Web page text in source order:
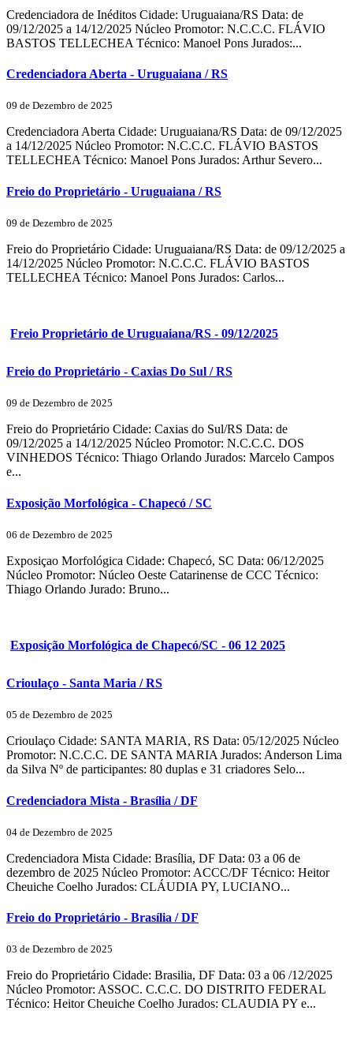
Credenciadora de Inéditos Cidade: Uruguaiana/RS Data: de
09/12/2025 a 14/12/2025 Núcleo Promotor: N.C.C.C. FLÁVIO
BASTOS TELLECHEA Técnico: Manoel Pons Jurados:...
Credenciadora Aberta - Uruguaiana / RS
09 de Dezembro de 2025
Credenciadora Aberta Cidade: Uruguaiana/RS Data: de 09/12/2025
a 14/12/2025 Núcleo Promotor: N.C.C.C. FLÁVIO BASTOS
TELLECHEA Técnico: Manoel Pons Jurados: Arthur Severo...
Freio do Proprietário - Uruguaiana / RS
09 de Dezembro de 2025
Freio do Proprietário Cidade: Uruguaiana/RS Data: de 09/12/2025 a
14/12/2025 Núcleo Promotor: N.C.C.C. FLÁVIO BASTOS
TELLECHEA Técnico: Manoel Pons Jurados: Carlos...
Freio Proprietário de Uruguaiana/RS - 09/12/2025
Freio do Proprietário - Caxias Do Sul / RS
09 de Dezembro de 2025
Freio do Proprietário Cidade: Caxias do Sul/RS Data: de
09/12/2025 a 14/12/2025 Núcleo Promotor: N.C.C.C. DOS
VINHEDOS Técnico: Thiago Orlando Jurados: Marcelo Campos
e...
Exposição Morfológica - Chapecó / SC
06 de Dezembro de 2025
Exposiçao Morfológica Cidade: Chapecó, SC Data: 06/12/2025
Núcleo Promotor: Núcleo Oeste Catarinense de CCC Técnico:
Thiago Orlando Jurado: Bruno...
Exposição Morfológica de Chapecó/SC - 06 12 2025
Crioulaço - Santa Maria / RS
05 de Dezembro de 2025
Crioulaço Cidade: SANTA MARIA, RS Data: 05/12/2025 Núcleo
Promotor: N.C.C.C. DE SANTA MARIA Jurados: Anderson Lima
da Silva Nº de participantes: 80 duplas e 31 criadores Selo...
Credenciadora Mista - Brasília / DF
04 de Dezembro de 2025
Credenciadora Mista Cidade: Brasília, DF Data: 03 a 06 de
dezembro de 2025 Núcleo Promotor: ACCC/DF Técnico: Heitor
Cheuiche Coelho Jurados: CLÁUDIA PY, LUCIANO...
Freio do Proprietário - Brasília / DF
03 de Dezembro de 2025
Freio do Proprietário Cidade: Brasilia, DF Data: 03 a 06 /12/2025
Núcleo Promotor: ASSOC. C.C.C. DO DISTRITO FEDERAL
Técnico: Heitor Cheuiche Coelho Jurados: CLAUDIA PY e...